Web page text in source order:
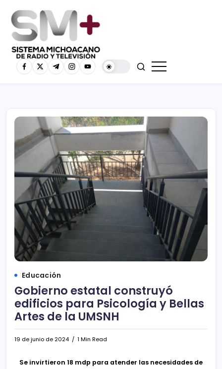
Educación
Gobierno estatal construyó
edificios para Psicología y Bellas
Artes de la UMSNH
19 de junio de 2024 1 Min Read
Se invirtieron 18 mdp para atender las necesidades de